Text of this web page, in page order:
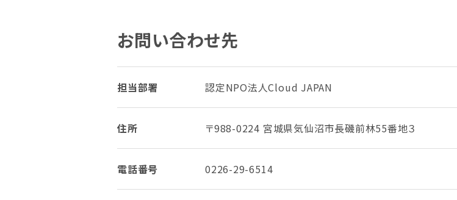
お問い合わせ先
担当部署 認定NPO法人Cloud JAPAN
住所 〒988-0224 宮城県気仙沼市長磯前林55番地３
電話番号 0226-29-6514